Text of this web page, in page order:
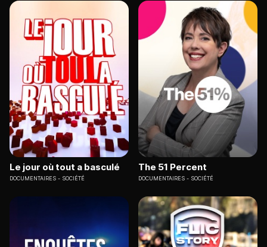
Le jour où tout a basculé
DOCUMENTAIRES SOCIÉTÉ
The 51 Percent
DOCUMENTAIRES SOCIÉTÉ